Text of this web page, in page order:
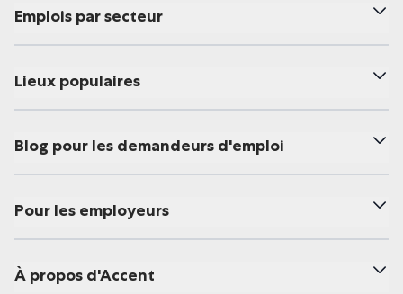
Emplois par secteur
Lieux populaires
Blog pour les demandeurs d'emploi
Pour les employeurs
À propos d'Accent